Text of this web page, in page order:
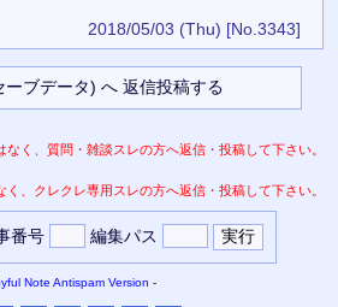
2018/05/03 (Thu) [No.3343]
く、質問・雑談スレの方へ返信・投稿して下さい。
、クレクレ専用スレの方へ返信・投稿して下さい。
番号 編集パス
Note Antispam Version -